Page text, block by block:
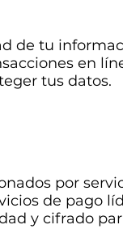
de tu
en
tus datos.
por
de pago
y cifrado